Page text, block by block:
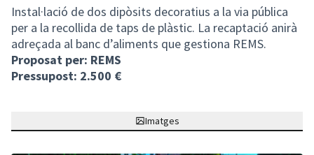
Instal·lació de dos dipòsits decoratius a la via pública
per a la recollida de taps de plàstic. La recaptació anirà
adreçada al banc d’aliments que gestiona REMS.
Proposat per: REMS
Pressupost: 2.500 €
Imatges